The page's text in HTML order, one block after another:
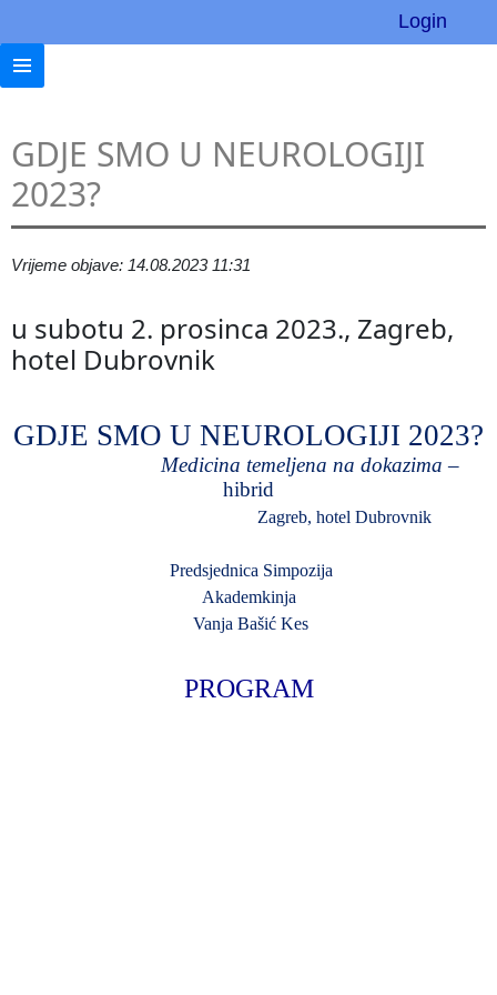
Login
GDJE SMO U NEUROLOGIJI
2023?
Vrijeme objave: 14.08.2023 11:31
u subotu 2. prosinca 2023., Zagreb,
hotel Dubrovnik
GDJE SMO U NEUROLOGIJI 2023?
Medicina temeljena na dokazima –
hibrid
Zagreb, hotel Dubrovnik
Predsjednica Simpozija
Akademkinja
Vanja Bašić Kes
PROGRAM